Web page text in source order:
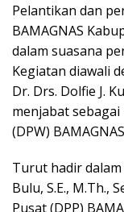
Pelantikan dan
BAMAGNAS
dalam suasana
Kegiatan diawali
Dr. Drs. Dolfie J.
menjabat
(DPW)
Turut hadir
Bulu, S.E., M.Th.,
Pusat (DPP)